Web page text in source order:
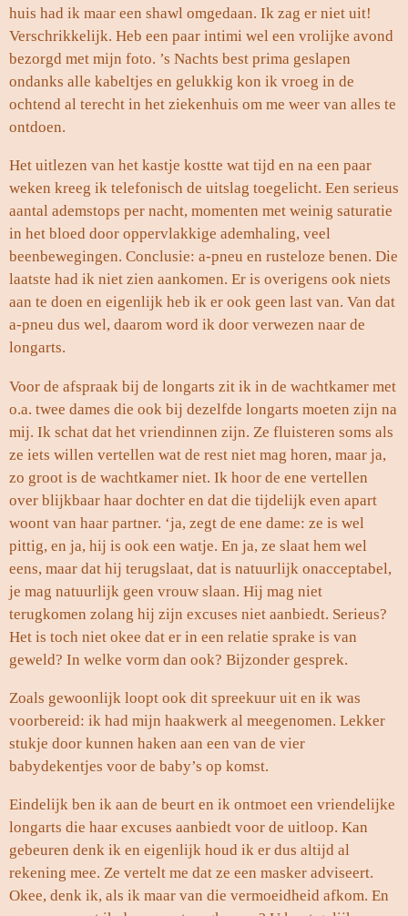
huis had ik maar een shawl omgedaan. Ik zag er niet uit!
Verschrikkelijk. Heb een paar intimi wel een vrolijke avond
bezorgd met mijn foto. ’s Nachts best prima geslapen
ondanks alle kabeltjes en gelukkig kon ik vroeg in de
ochtend al terecht in het ziekenhuis om me weer van alles te
ontdoen.
Het uitlezen van het kastje kostte wat tijd en na een paar
weken kreeg ik telefonisch de uitslag toegelicht. Een serieus
aantal ademstops per nacht, momenten met weinig saturatie
in het bloed door oppervlakkige ademhaling, veel
beenbewegingen. Conclusie: a-pneu en rusteloze benen. Die
laatste had ik niet zien aankomen. Er is overigens ook niets
aan te doen en eigenlijk heb ik er ook geen last van. Van dat
a-pneu dus wel, daarom word ik door verwezen naar de
longarts.
Voor de afspraak bij de longarts zit ik in de wachtkamer met
o.a. twee dames die ook bij dezelfde longarts moeten zijn na
mij. Ik schat dat het vriendinnen zijn. Ze fluisteren soms als
ze iets willen vertellen wat de rest niet mag horen, maar ja,
zo groot is de wachtkamer niet. Ik hoor de ene vertellen
over blijkbaar haar dochter en dat die tijdelijk even apart
woont van haar partner. ‘ja, zegt de ene dame: ze is wel
pittig, en ja, hij is ook een watje. En ja, ze slaat hem wel
eens, maar dat hij terugslaat, dat is natuurlijk onacceptabel,
je mag natuurlijk geen vrouw slaan. Hij mag niet
terugkomen zolang hij zijn excuses niet aanbiedt. Serieus?
Het is toch niet okee dat er in een relatie sprake is van
geweld? In welke vorm dan ook? Bijzonder gesprek.
Zoals gewoonlijk loopt ook dit spreekuur uit en ik was
voorbereid: ik had mijn haakwerk al meegenomen. Lekker
stukje door kunnen haken aan een van de vier
babydekentjes voor de baby’s op komst.
Eindelijk ben ik aan de beurt en ik ontmoet een vriendelijke
longarts die haar excuses aanbiedt voor de uitloop. Kan
gebeuren denk ik en eigenlijk houd ik er dus altijd al
rekening mee. Ze vertelt me dat ze een masker adviseert.
Okee, denk ik, als ik maar van die vermoeidheid afkom. En